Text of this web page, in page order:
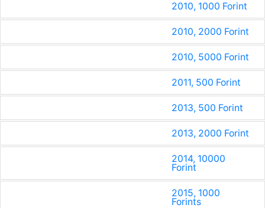
2010, 1000 Forint
2010, 2000 Forint
2010, 5000 Forint
2011, 500 Forint
2013, 500 Forint
2013, 2000 Forint
2014, 10000
Forint
2015, 1000
Forints